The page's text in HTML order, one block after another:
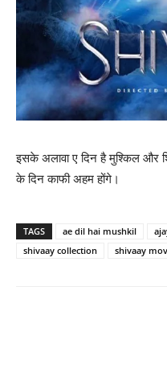
इसके अलावा ए दिन है मुश्‍किल और
के दिन काफी अहम होंगे।
TAGS ae dil hai mushkil
shivaay collection
shivaay